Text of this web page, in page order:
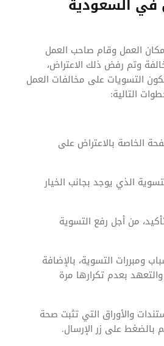
في السعودية
العمل وقام صاحب العمل
وتم رفض ذلك الاعتراض،
التسويات على مخالفات العمل
التالية:
الخاصة بالاعتراض على
الذي يوجد بجانب الخيار
من أجل رفع التسوية
ومبررات التسوية، بالإضافة
والتعهد بعدم تكرارها مرة
والأوراق التي تثبت صحة
بالضغط على زر الإرسال.